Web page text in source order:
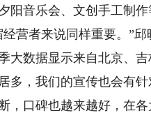
阳音乐会、文创手工制
者来说同样重要。”邱
大数据显示来自北京、
多，我们的宣传也会有
，口碑也越来越好，在各